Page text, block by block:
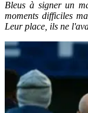
Bleus à signer un
moments difficiles
Leur place, ils ne